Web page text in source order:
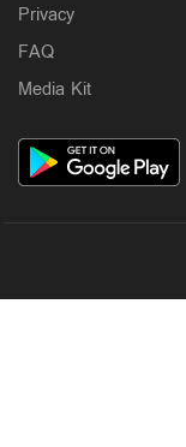
Privacy
FAQ
Media Kit